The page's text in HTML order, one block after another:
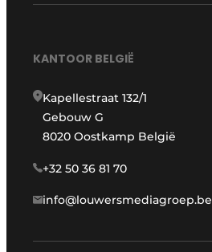
KANTOOR BELGIË
Kapellestraat 132/1
Gebouw G
8020 Oostkamp België
+32 50 36 81 70
info@louwersmediagroep.be